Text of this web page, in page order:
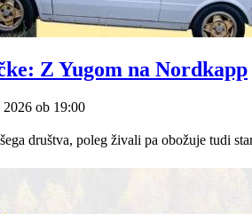
Z Yugom na Nordkapp
2026 ob 19:00
društva, poleg živali pa obožuje tudi